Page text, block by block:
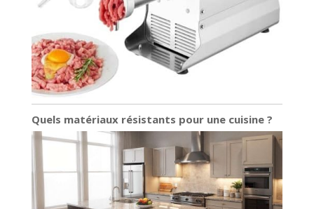
Quels matériaux résistants pour une cuisine ?